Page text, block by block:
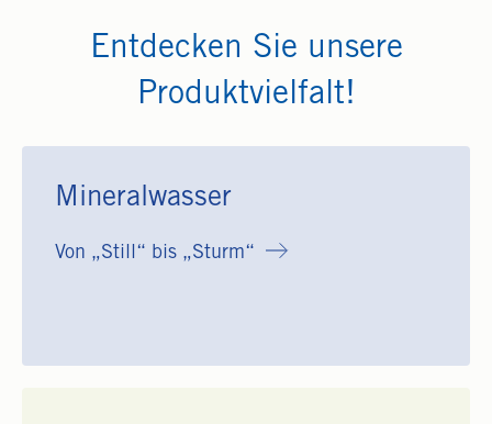
Entdecken Sie unsere
Produktvielfalt!
Mineralwasser
Von „Still“ bis „Sturm“